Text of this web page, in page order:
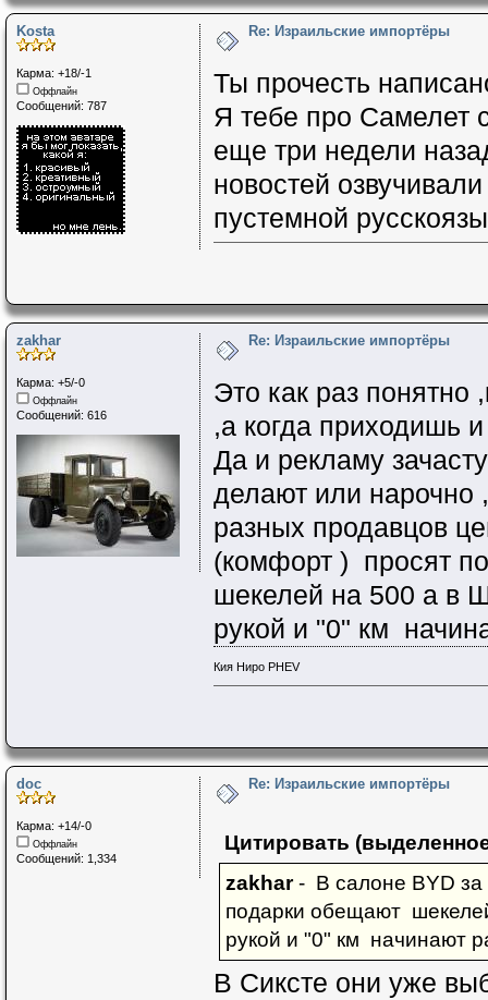
Kosta
Карма: +18/-1
Оффлайн
Сообщений: 787
Re: Израильские импортёры
Ты прочесть
Я тебе про Самелет
еще три недели
новостей
пустемной
zakhar
Карма: +5/-0
Оффлайн
Сообщений: 616
Re: Израильские импортёры
Это как раз понятно
,а когда приходишь
Да и рекламу
делают или нарочно
разных продавцов
(комфорт ) просят
шекелей на 500 а в
рукой и "0" км
Кия Ниро PHEV
doc
Карма: +14/-0
Оффлайн
Сообщений: 1,334
Re: Израильские импортёры
Цитировать
zakhar- В салоне BYD за
подарки обещают
рукой и "0" км начинают
В Сиксте они уже